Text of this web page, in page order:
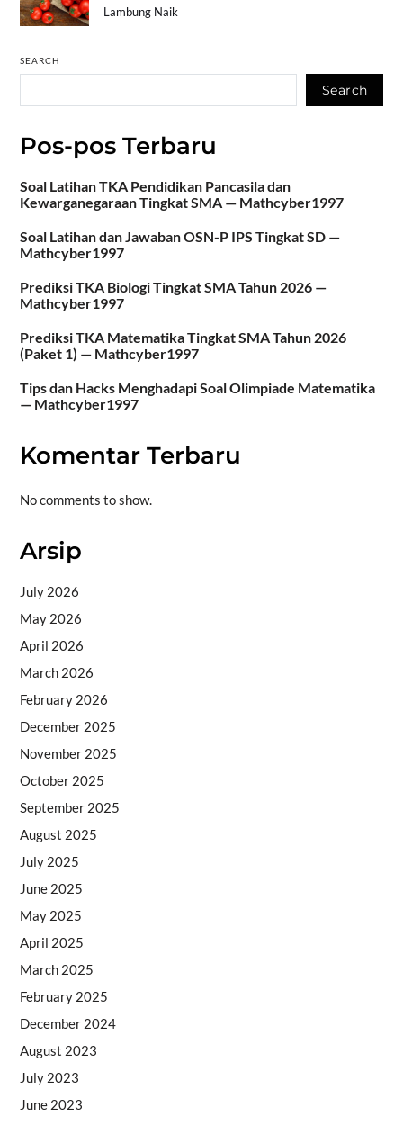
Lambung Naik
SEARCH
Search
Pos-pos Terbaru
Soal Latihan TKA Pendidikan Pancasila dan
Kewarganegaraan Tingkat SMA — Mathcyber1997
Soal Latihan dan Jawaban OSN-P IPS Tingkat SD —
Mathcyber1997
Prediksi TKA Biologi Tingkat SMA Tahun 2026 —
Mathcyber1997
Prediksi TKA Matematika Tingkat SMA Tahun 2026
(Paket 1) — Mathcyber1997
Tips dan Hacks Menghadapi Soal Olimpiade Matematika
— Mathcyber1997
Komentar Terbaru
No comments to show.
Arsip
July 2026
May 2026
April 2026
March 2026
February 2026
December 2025
November 2025
October 2025
September 2025
August 2025
July 2025
June 2025
May 2025
April 2025
March 2025
February 2025
December 2024
August 2023
July 2023
June 2023